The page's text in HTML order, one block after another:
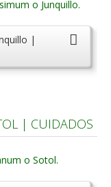
|
| CUIDADOS